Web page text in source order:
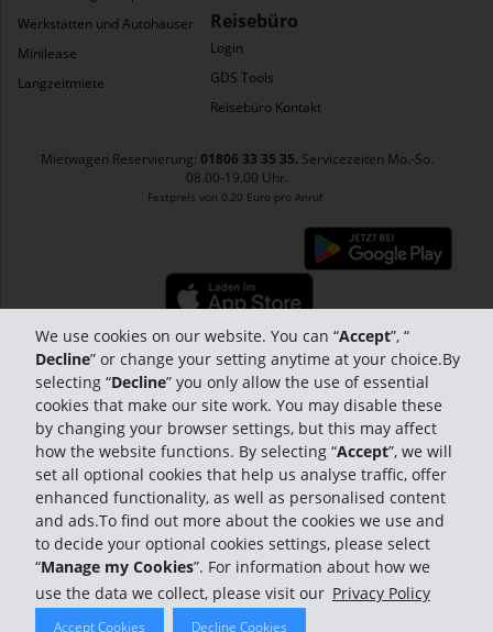
We use cookies on our website. You can “Accept”, “
Decline” or change your setting anytime at your choice.By
selecting “Decline” you only allow the use of essential
cookies that make our site work. You may disable these
by changing your browser settings, but this may affect
how the website functions. By selecting “Accept”, we will
set all optional cookies that help us analyse traffic, offer
enhanced functionality, as well as personalised content
and ads.To find out more about the cookies we use and
to decide your optional cookies settings, please select
“Manage my Cookies”. For information about how we
use the data we collect, please visit our Privacy Policy
Accept Cookies Decline Cookies
Werkstätten und Autohäuser
Minilease
Langzeitmiete
Reisebüro
Login
GDS Tools
Reisebüro Kontakt
Mietwagen Reservierung: 01806 33 35 35. Servicezeiten Mo.-So.
08.00-19.00 Uhr.
Festpreis von 0,20 Euro pro Anruf
Datenschutzhinweis Facebook © 2026 The Hertz Corporation. Alle
Rechte vorbehalten.
Datenschutz |Rechtliche Hinweise| Impressum| Hertz-Kodex Fur
Verhalten In Geschaftlichen Angelegenheiten |Erklärung zur
Barrierefreiheit